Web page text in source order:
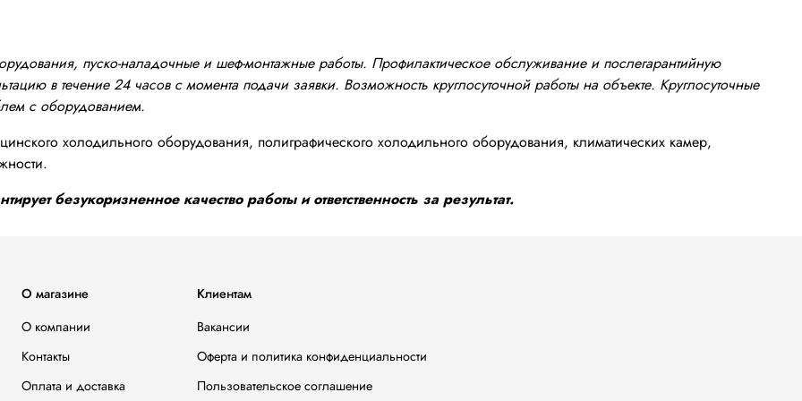
пуско-наладочные и шеф-монтажные работы. Профилактическое обслуживание и послегарантийную
в течение 24 часов с момента подачи заявки. Возможность круглосуточной работы на объекте. Круглосуточные
с оборудованием.
холодильного оборудования, полиграфического холодильного оборудования, климатических камер,
безукоризненное качество работы и ответственность за результат.
О магазине
О компании
Контакты
Оплата и доставка
Клиентам
Вакансии
Оферта и политика конфиденциальности
Пользовательское соглашение